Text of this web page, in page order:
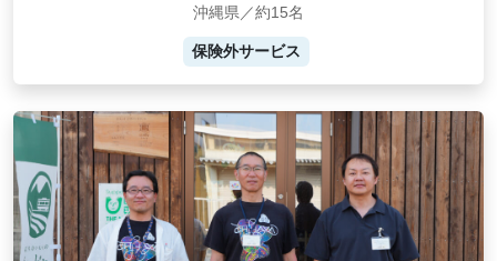
沖縄県／約15名
保険外サービス